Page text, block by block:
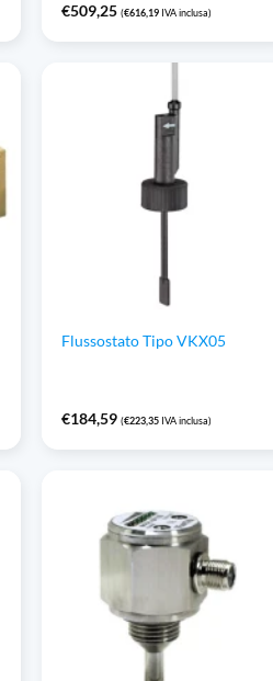
€509,25 (€616,19IVA inclusa)
Flussostato Tipo VKX05
€184,59 (€223,35IVA inclusa)